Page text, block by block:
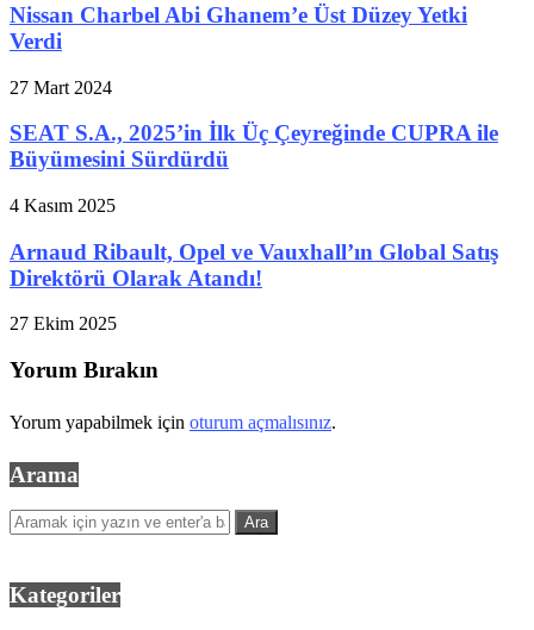
Nissan Charbel Abi Ghanem’e Üst Düzey Yetki
Verdi
27 Mart 2024
SEAT S.A., 2025’in İlk Üç Çeyreğinde CUPRA ile
Büyümesini Sürdürdü
4 Kasım 2025
Arnaud Ribault, Opel ve Vauxhall’ın Global Satış
Direktörü Olarak Atandı!
27 Ekim 2025
Yorum Bırakın
Yorum yapabilmek için oturum açmalısınız.
Arama
Kategoriler